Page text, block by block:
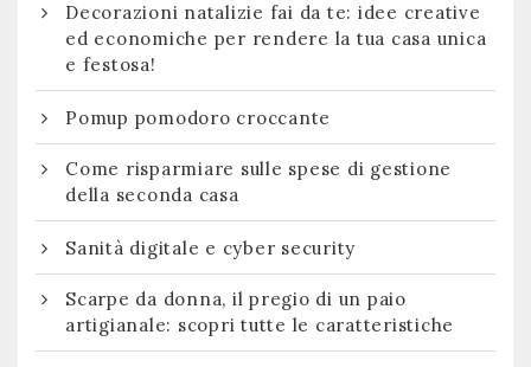
Decorazioni natalizie fai da te: idee creative
ed economiche per rendere la tua casa unica
e festosa!
Pomup pomodoro croccante
Come risparmiare sulle spese di gestione
della seconda casa
Sanità digitale e cyber security
Scarpe da donna, il pregio di un paio
artigianale: scopri tutte le caratteristiche